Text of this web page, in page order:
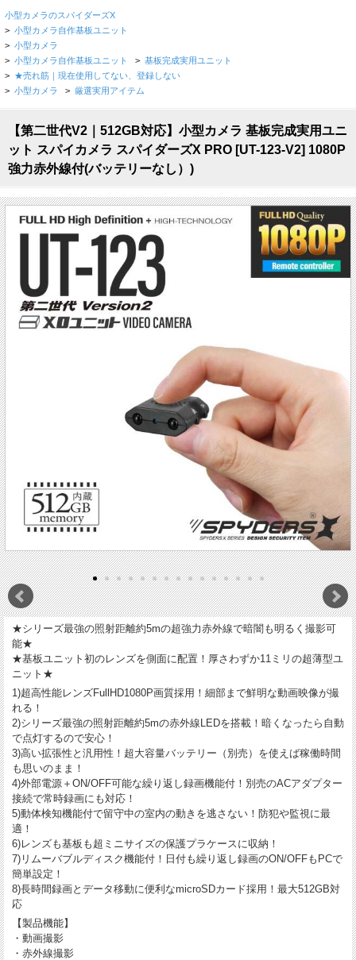
小型カメラのスパイダーズX
> 小型カメラ自作基板ユニット
> 小型カメラ
> 小型カメラ自作基板ユニット > 基板完成実用ユニット
> ★売れ筋｜現在使用してない、登録しない
> 小型カメラ > 厳選実用アイテム
【第二世代V2｜512GB対応】小型カメラ 基板完成実用ユニ
ット スパイカメラ スパイダーズX PRO [UT-123-V2] 1080P
強力赤外線付(バッテリーなし）)
★シリーズ最強の照射距離約5mの超強力赤外線で暗闇も明るく撮影可
能★
★基板ユニット初のレンズを側面に配置！厚さわずか11ミリの超薄型ユ
ニット★
1)超高性能レンズFullHD1080P画質採用！細部まで鮮明な動画映像が撮
れる！
2)シリーズ最強の照射距離約5mの赤外線LEDを搭載！暗くなったら自動
で点灯するので安心！
3)高い拡張性と汎用性！超大容量バッテリー（別売）を使えば稼働時間
も思いのまま！
4)外部電源＋ON/OFF可能な繰り返し録画機能付！別売のACアダプター
接続で常時録画にも対応！
5)動体検知機能付で留守中の室内の動きを逃さない！防犯や監視に最
適！
6)レンズも基板も超ミニサイズの保護プラケースに収納！
7)リムーバブルディスク機能付！日付も繰り返し録画のON/OFFもPCで
簡単設定！
8)長時間録画とデータ移動に便利なmicroSDカード採用！最大512GB対
応
【製品機能】
・動画撮影
・赤外線撮影